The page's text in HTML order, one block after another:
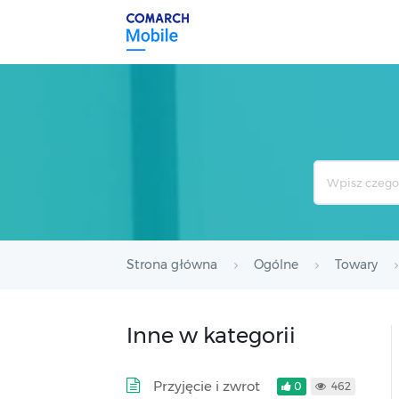
Strona główna Ogólne Towary
Inne w kategorii
Przyjęcie i zwrot
0 462